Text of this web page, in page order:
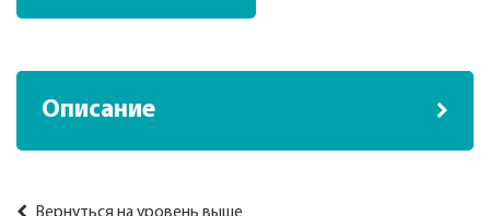
Описание
Вернуться на уровень выше